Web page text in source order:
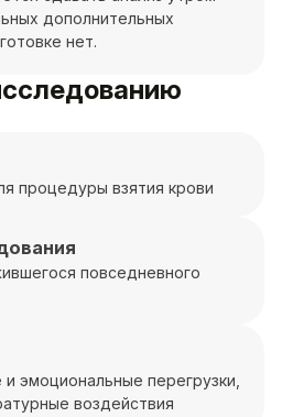
дополнительных
нет.
процедуры взятия крови
повседневного
эмоциональные перегрузки,
воздействия